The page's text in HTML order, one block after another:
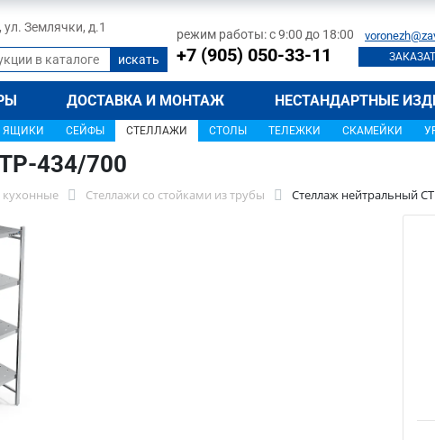
, ул. Землячки, д.1 режим работы: с 9:00 до 18:00
+7 (905) 050-33-11
ДОСТАВКА И МОНТАЖ НЕСТАНДАРТНЫЕ
ЯЩИКИ СЕЙФЫ СТЕЛЛАЖИ СТОЛЫ ТЕЛЕЖКИ СКАМЕЙКИ
434/700
кухонные Стеллажи со стойками из трубы Стеллаж нейтральный